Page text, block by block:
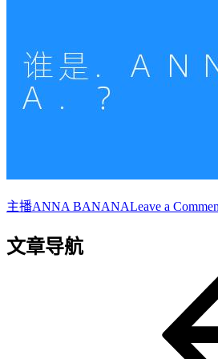
主播ANNA BANANALeave a
文章导航